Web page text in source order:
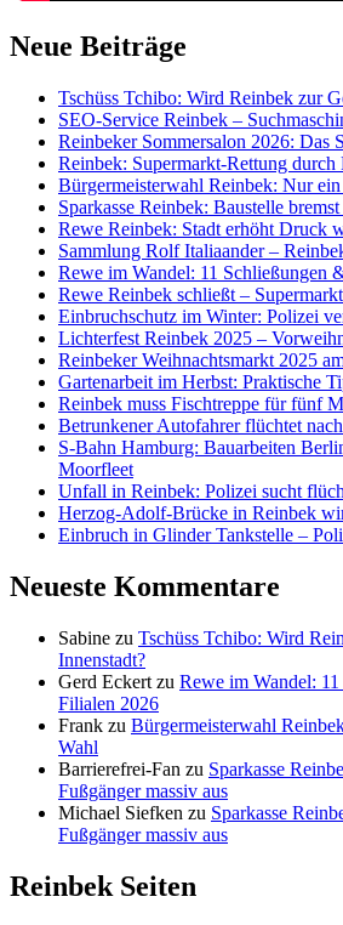
Neue Beiträge
Tschüss Tchibo: Wird Reinbek zur
SEO-Service Reinbek –
Reinbeker Sommersalon 2026: Das
Reinbek: Supermarkt-Rettung
Bürgermeisterwahl Reinbek: Nur
Sparkasse Reinbek: Baustelle
Rewe Reinbek: Stadt erhöht Druck
Sammlung Rolf Italiaander –
Rewe im Wandel: 11 Schließungen
Rewe Reinbek schließt –
Einbruchschutz im Winter: Polizei
Lichterfest Reinbek 2025 –
Reinbeker Weihnachtsmarkt 2025
Gartenarbeit im Herbst: Praktische
Reinbek muss Fischtreppe für fünf
Betrunkener Autofahrer flüchtet
S-Bahn Hamburg: Bauarbeiten
Moorfleet
Unfall in Reinbek: Polizei sucht
Herzog-Adolf-Brücke in Reinbek
Einbruch in Glinder Tankstelle –
Neueste Kommentare
Sabine zu Tschüss Tchibo: Wird
Innenstadt?
Gerd Eckert zu Rewe im Wandel:
Filialen 2026
Frank zu Bürgermeisterwahl
Wahl
Barrierefrei-Fan zu Sparkasse
Fußgänger massiv aus
Michael Siefken zu Sparkasse
Fußgänger massiv aus
Reinbek Seiten